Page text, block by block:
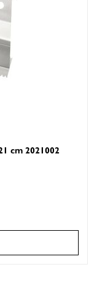
cm 2021002